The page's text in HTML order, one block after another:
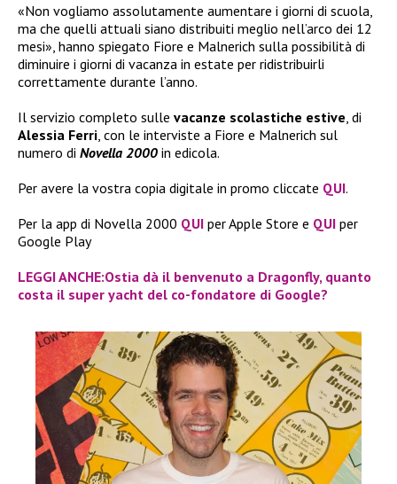
«Non vogliamo assolutamente aumentare i giorni di scuola,
ma che quelli attuali siano distribuiti meglio nell’arco dei 12
mesi», hanno spiegato Fiore e Malnerich sulla possibilità di
diminuire i giorni di vacanza in estate per ridistribuirli
correttamente durante l’anno.
Il servizio completo sulle vacanze scolastiche estive , di
Alessia Ferri , con le interviste a Fiore e Malnerich sul
numero di Novella 2000 in edicola.
Per avere la vostra copia digitale in promo cliccate QUI.
Per la app di Novella 2000 QUI per Apple Store e QUI per
Google Play
LEGGI ANCHE:Ostia dà il benvenuto a Dragonfly, quanto
costa il super yacht del co-fondatore di Google?